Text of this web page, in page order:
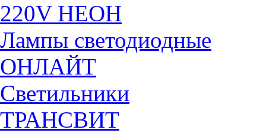
220V НЕОН
Лампы светодиодные
ОНЛАЙТ
Светильники
ТРАНСВИТ